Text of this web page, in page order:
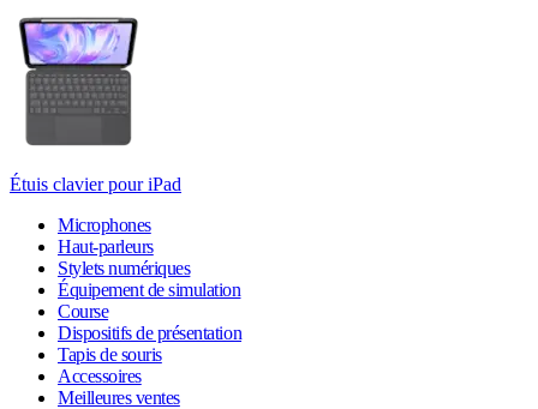
Étuis clavier pour iPad
Microphones
Haut-parleurs
Stylets numériques
Équipement de simulation
Course
Dispositifs de présentation
Tapis de souris
Accessoires
Meilleures ventes